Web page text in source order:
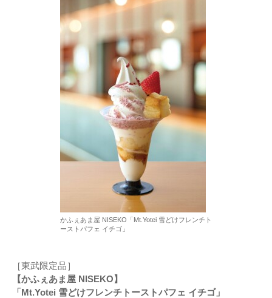
かふぇあま屋 NISEKO「Mt.Yotei 雪どけフレンチト
ーストパフェ イチゴ」
［東武限定品］
【かふぇあま屋 NISEKO】
「Mt.Yotei 雪どけフレンチトーストパフェ イチゴ」